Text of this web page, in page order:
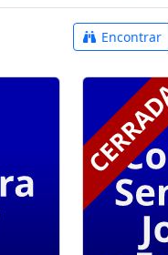
Encontrar